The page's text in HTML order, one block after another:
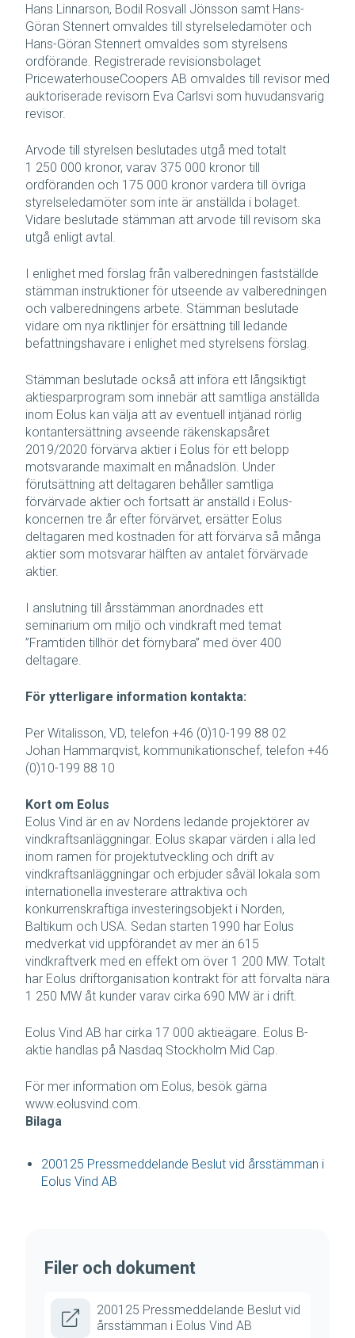
Hans Linnarson, Bodil Rosvall Jönsson samt Hans-
Göran Stennert omvaldes till styrelseledamöter och
Hans-Göran Stennert omvaldes som styrelsens
ordförande. Registrerade revisionsbolaget
PricewaterhouseCoopers AB omvaldes till revisor med
auktoriserade revisorn Eva Carlsvi som huvudansvarig
revisor.
Arvode till styrelsen beslutades utgå med totalt
1 250 000 kronor, varav 375 000 kronor till
ordföranden och 175 000 kronor vardera till övriga
styrelseledamöter som inte är anställda i bolaget.
Vidare beslutade stämman att arvode till revisorn ska
utgå enligt avtal.
I enlighet med förslag från valberedningen fastställde
stämman instruktioner för utseende av valberedningen
och valberedningens arbete. Stämman beslutade
vidare om nya riktlinjer för ersättning till ledande
befattningshavare i enlighet med styrelsens förslag.
Stämman beslutade också att införa ett långsiktigt
aktiesparprogram som innebär att samtliga anställda
inom Eolus kan välja att av eventuell intjänad rörlig
kontantersättning avseende räkenskapsåret
2019/2020 förvärva aktier i Eolus för ett belopp
motsvarande maximalt en månadslön. Under
förutsättning att deltagaren behåller samtliga
förvärvade aktier och fortsatt är anställd i Eolus-
koncernen tre år efter förvärvet, ersätter Eolus
deltagaren med kostnaden för att förvärva så många
aktier som motsvarar hälften av antalet förvärvade
aktier.
I anslutning till årsstämman anordnades ett
seminarium om miljö och vindkraft med temat
”Framtiden tillhör det förnybara” med över 400
deltagare.
För ytterligare information kontakta:
Per Witalisson, VD, telefon +46 (0)10-199 88 02
Johan Hammarqvist, kommunikationschef, telefon +46
(0)10-199 88 10
Kort om Eolus
Eolus Vind är en av Nordens ledande projektörer av
vindkraftsanläggningar. Eolus skapar värden i alla led
inom ramen för projektutveckling och drift av
vindkraftsanläggningar och erbjuder såväl lokala som
internationella investerare attraktiva och
konkurrenskraftiga investeringsobjekt i Norden,
Baltikum och USA. Sedan starten 1990 har Eolus
medverkat vid uppförandet av mer än 615
vindkraftverk med en effekt om över 1 200 MW. Totalt
har Eolus driftorganisation kontrakt för att förvalta nära
1 250 MW åt kunder varav cirka 690 MW är i drift.
Eolus Vind AB har cirka 17 000 aktieägare. Eolus B-
aktie handlas på Nasdaq Stockholm Mid Cap.
För mer information om Eolus, besök gärna
www.eolusvind.com.
Bilaga
200125 Pressmeddelande Beslut vid årsstämman i
Eolus Vind AB
Filer och dokument
200125 Pressmeddelande Beslut vid
årsstämman i Eolus Vind AB